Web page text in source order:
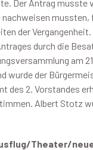
Der Antrag musste
mussten,
der Vergangenheit.
durch die
am
wurde der
des 2. Vorstandes
Albert Stotz
Theater/